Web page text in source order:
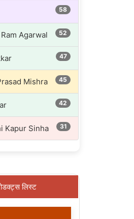
58
Agarwal 52
47
Mishra 45
42
Kapur Sinha 31
लिस्ट